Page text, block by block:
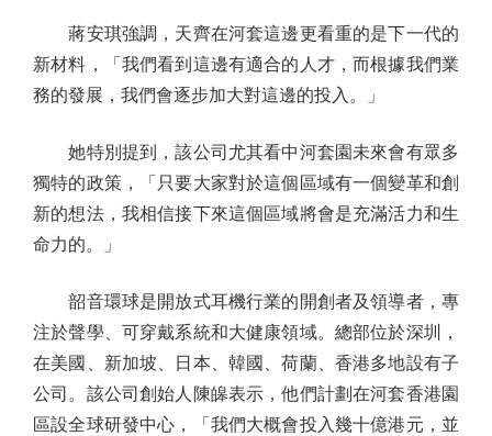
蔣安琪強調，天齊在河套這邊更看重的是下一代的
新材料，「我們看到這邊有適合的人才，而根據我們業
務的發展，我們會逐步加大對這邊的投入。」
她特別提到，該公司尤其看中河套園未來會有眾多
獨特的政策，「只要大家對於這個區域有一個變革和創
新的想法，我相信接下來這個區域將會是充滿活力和生
命力的。」
韶音環球是開放式耳機行業的開創者及領導者，專
注於聲學、可穿戴系統和大健康領域。總部位於深圳，
在美國、新加坡、日本、韓國、荷蘭、香港多地設有子
公司。該公司創始人陳皞表示，他們計劃在河套香港園
區設全球研發中心，「我們大概會投入幾十億港元，並